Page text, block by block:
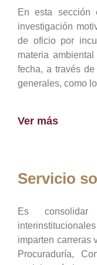
En esta sección
investigación
de oficio por
materia
fecha, a través
generales, como
Ver más
Servicio
Es
imparten carreras
Procuraduría,